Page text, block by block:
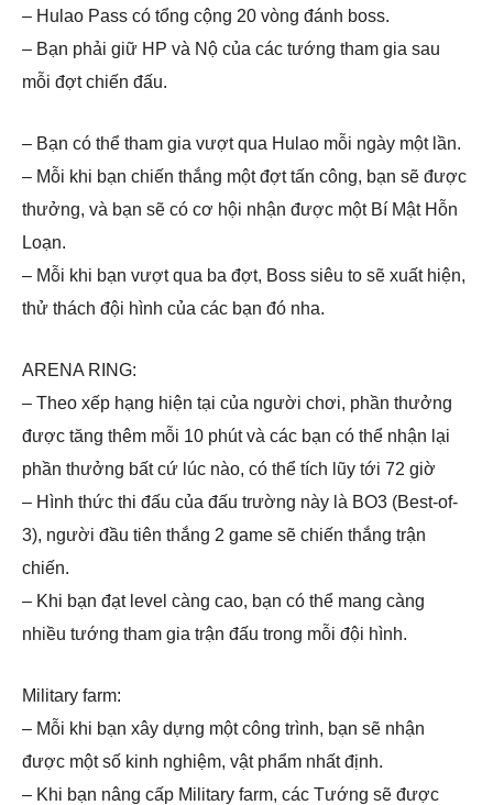
– Hulao Pass có tổng cộng 20 vòng đánh boss.
– Bạn phải giữ HP và Nộ của các tướng tham gia sau
mỗi đợt chiến đấu.
– Bạn có thể tham gia vượt qua Hulao mỗi ngày một lần.
– Mỗi khi bạn chiến thắng một đợt tấn công, bạn sẽ được
thưởng, và bạn sẽ có cơ hội nhận được một Bí Mật Hỗn
Loạn.
– Mỗi khi bạn vượt qua ba đợt, Boss siêu to sẽ xuất hiện,
thử thách đội hình của các bạn đó nha.
ARENA RING:
– Theo xếp hạng hiện tại của người chơi, phần thưởng
được tăng thêm mỗi 10 phút và các bạn có thể nhận lại
phần thưởng bất cứ lúc nào, có thể tích lũy tới 72 giờ
– Hình thức thi đấu của đấu trường này là BO3 (Best-of-
3), người đầu tiên thắng 2 game sẽ chiến thắng trận
chiến.
– Khi bạn đạt level càng cao, bạn có thể mang càng
nhiều tướng tham gia trận đấu trong mỗi đội hình.
Military farm:
– Mỗi khi bạn xây dựng một công trình, bạn sẽ nhận
được một số kinh nghiệm, vật phẩm nhất định.
– Khi bạn nâng cấp Military farm, các Tướng sẽ được